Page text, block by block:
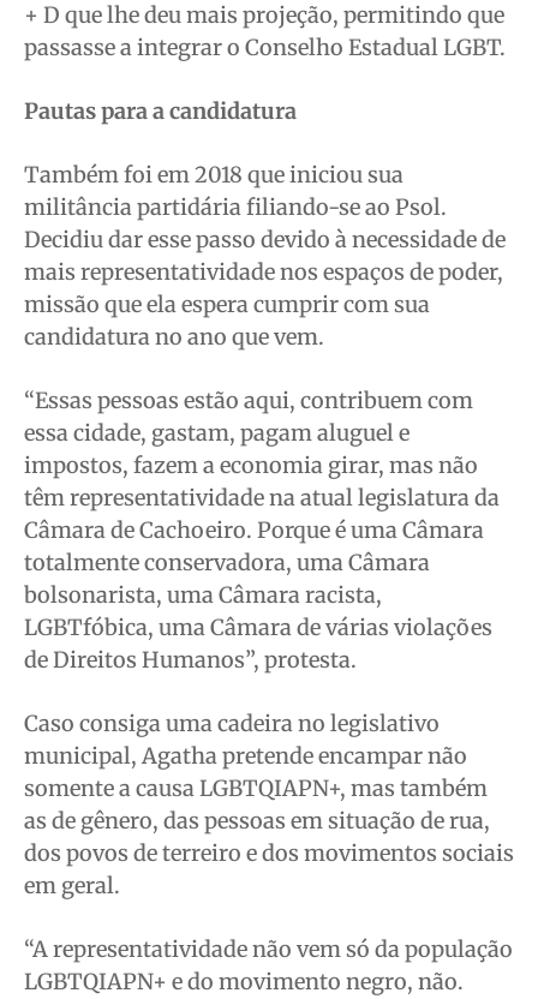
+ D que lhe deu mais projeção, permitindo que
passasse a integrar o Conselho Estadual LGBT.
Pautas para a candidatura
Também foi em 2018 que iniciou sua
militância partidária filiando-se ao Psol.
Decidiu dar esse passo devido à necessidade de
mais representatividade nos espaços de poder,
missão que ela espera cumprir com sua
candidatura no ano que vem.
“Essas pessoas estão aqui, contribuem com
essa cidade, gastam, pagam aluguel e
impostos, fazem a economia girar, mas não
têm representatividade na atual legislatura da
Câmara de Cachoeiro. Porque é uma Câmara
totalmente conservadora, uma Câmara
bolsonarista, uma Câmara racista,
LGBTfóbica, uma Câmara de várias violações
de Direitos Humanos”, protesta.
Caso consiga uma cadeira no legislativo
municipal, Agatha pretende encampar não
somente a causa LGBTQIAPN+, mas também
as de gênero, das pessoas em situação de rua,
dos povos de terreiro e dos movimentos sociais
em geral.
“A representatividade não vem só da população
LGBTQIAPN+ e do movimento negro, não.